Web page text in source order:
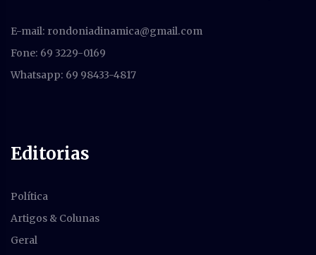
E-mail: rondoniadinamica@gmail.com
Fone: 69 3229-0169
Whatsapp: 69 98433-4817
Editorias
Política
Artigos & Colunas
Geral